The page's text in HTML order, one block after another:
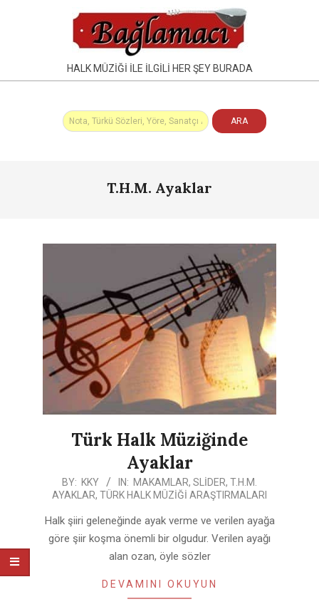
HALK MÜZIĞI İLE İLGILI HER ŞEY BURADA
T.H.M. Ayaklar
Türk Halk Müziğinde
Ayaklar
2020-
04-
27
BY: KKY IN: MAKAMLAR, SLIDER, T.H.M.
AYAKLAR, TÜRK HALK MÜZIĞI ARAŞTIRMALARI
Halk şiiri geleneğinde ayak verme ve verilen ayağa
göre şiir koşma önemli bir olgudur. Verilen ayağı
alan ozan, öyle sözler
DEVAMINI OKUYUN